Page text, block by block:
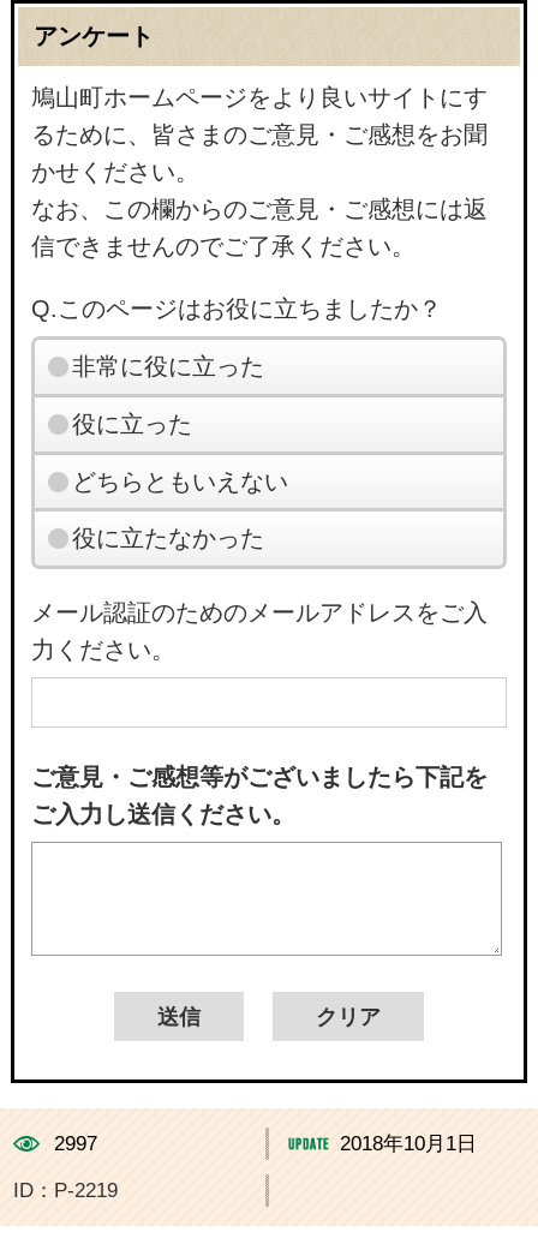
アンケート
鳩山町ホームページをより良いサイトにす
るために、皆さまのご意見・ご感想をお聞
かせください。
なお、この欄からのご意見・ご感想には返
信できませんのでご了承ください。
Q.このページはお役に立ちましたか？
非常に役に立った
役に立った
どちらともいえない
役に立たなかった
メール認証のためのメールアドレスをご入
力ください。
ご意見・ご感想等がございましたら下記を
ご入力し送信ください。
2997 2018年10月1日
ID：P-2219